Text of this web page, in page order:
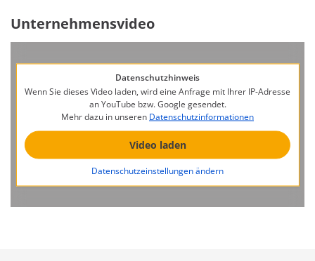
Unternehmensvideo
Datenschutzhinweis
Wenn Sie dieses Video laden, wird eine Anfrage mit Ihrer IP-Adresse
an YouTube bzw. Google gesendet.
Mehr dazu in unseren Datenschutzinformationen
Video laden
Datenschutzeinstellungen ändern